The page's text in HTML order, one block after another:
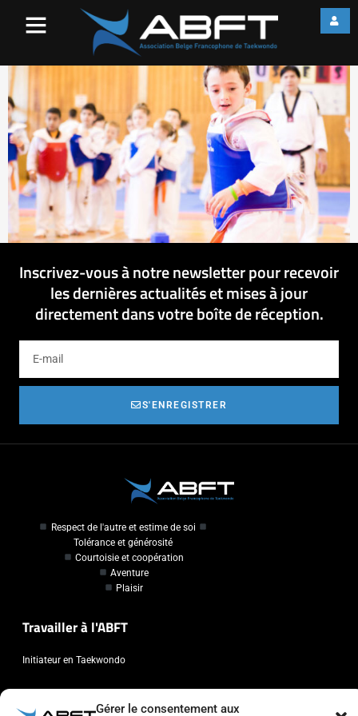
Gérer le consentement aux
Inscrivez-vous à notre newsletter pour recevoir
les dernières actualités et mises à jour
directement dans votre boîte de réception.
S'ENREGISTRER
Respect de l'autre et estime de soi
Tolérance et générosité
Courtoisie et coopération
Aventure
Plaisir
Travailler à l'ABFT
Initiateur en Taekwondo